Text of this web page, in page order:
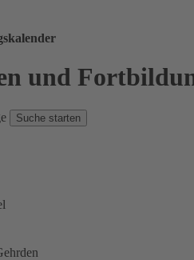
und
Suche starten